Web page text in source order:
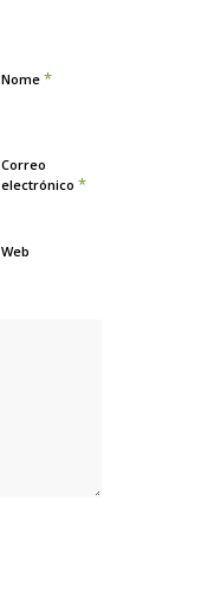
Nome *
Correo
electrónico *
Web